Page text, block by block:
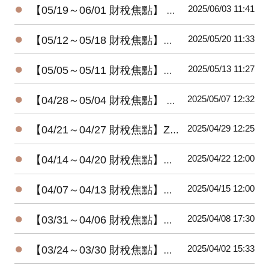
● 【05/19～06/01 財稅焦點】 長輩轉錢給家人，小心關愛變稅債 2025/06/03 11:41
● 【05/12～05/18 財稅焦點】所得報稅， 22%民眾已完成 2025/05/20 11:33
● 【05/05～05/11 財稅焦點】富人節稅，四招就行 2025/05/13 11:27
● 【04/28～05/04 財稅焦點】 減稅不成反增稅，女法官不孕治療纏訟六年仍敗訴 2025/05/07 12:32
● 【04/21～04/27 財稅焦點】Zappos執行長謝家華喪生四年 爆出神秘遺囑 2025/04/29 12:25
● 【04/14～04/20 財稅焦點】郭董愛店「金春發」 鬧爭產，闆娘告兒13年營收5200萬全還 2025/04/22 12:00
● 【04/07～04/13 財稅焦點】五月所得申報，全面展延至六月底 2025/04/15 12:00
● 【03/31～04/06 財稅焦點】川普關稅戰開打!! 台灣32%，伺服器、電腦受傷慘重 2025/04/08 17:30
● 【03/24～03/30 財稅焦點】子孫注意，全台不動產等認領 2025/04/02 15:33